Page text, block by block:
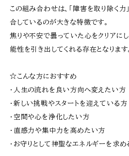
この組み合わせは、「障害を取り除く力
合しているのが大きな特徴です。
焦りや不安で曇っていた心をクリアに
能性を引き出してくれる存在となります
☆こんな方におすすめ
・人生の流れを良い方向へ変えたい方
・新しい挑戦やスタートを迎えている方
・空間や心を浄化したい方
・直感力や集中力を高めたい方
・お守りとして神聖なエネルギーを求め